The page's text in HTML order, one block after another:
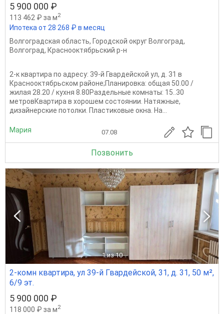
5 900 000 ₽
113 462 ₽ за м2
Ипотека от 28 268 ₽ в месяц
Волгоградская область, Городской округ Волгоград,
Волгоград, Краснооктябрьский р-н
2-к квартира по адресу: 39-й Гвардейской ул, д. 31 в
Краснооктябрьском районе;Планировка: общая 50.00 /
жилая 28.20 / кухня 8.80Раздельные комнаты: 15..30
метровКвартира в хорошем состоянии. Натяжные,
дизайнерские потолки. Пластиковые окна. На...
Мария 07.08
Позвонить
1 из 10
2-комн квартира, ул 39-й Гвардейской, 31, д. 31, 50 м²,
6/9 эт.
5 900 000 ₽
118 000 ₽ за м2